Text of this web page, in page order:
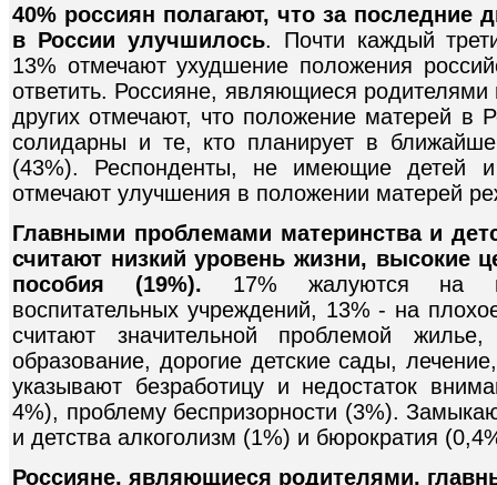
40% россиян полагают, что за последние
в России улучшилось. Почти каждый
13% отмечают ухудшение положения
ответить. Россияне, являющиеся
других отмечают, что положение матерей в
солидарны и те, кто планирует в
(43%). Респонденты, не имеющие детей
отмечают улучшения в положении матерей
Главными проблемами материнства и
считают низкий уровень жизни, высокие
пособия (19%). 17% жалуются на
воспитательных учреждений, 13% - на
считают значительной проблемой
образование, дорогие детские сады,
указывают безработицу и недостаток
4%), проблему беспризорности (3%).
и детства алкоголизм (1%) и бюрократия
Россияне, являющиеся родителями,